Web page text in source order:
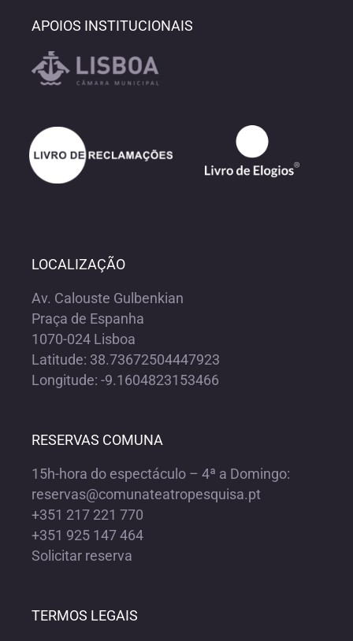
APOIOS INSTITUCIONAIS
LOCALIZAÇÃO
Av. Calouste Gulbenkian
Praça de Espanha
1070-024 Lisboa
Latitude: 38.73672504447923
Longitude: -9.1604823153466
RESERVAS COMUNA
15h-hora do espectáculo – 4ª a Domingo:
reservas@comunateatropesquisa.pt
+351 217 221 770
+351 925 147 464
Solicitar reserva
TERMOS LEGAIS